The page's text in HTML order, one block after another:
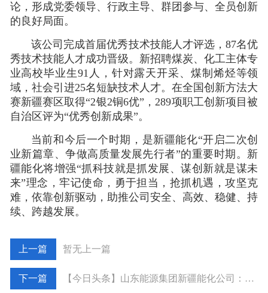
论 ， 形成党委领导、行政主导、群团参与、全员创新
的 良好局面。
该公司完成首届优秀技术技能人才评选，87名优
秀技术技能人才成功晋级。新招聘煤炭、化工主体专
业高校毕业生91人，针对露天开采、煤制烯烃等领
域，社会引进25名短缺技术人才。在全国创新方法大
赛新疆赛区取得“2银2铜6优”，289项职工创新项目被
自治区评为“优秀创新成果”。
当前和今后一个时期，是新疆能化“开启二次创
业新篇章、争做高质量发展先行者”的重要时期。新
疆能化将增强“抓科技就是抓发展、谋创新就是谋未
来”理念，牢记使命，勇于担当，抢抓机遇，攻坚克
难，依靠创新驱动， 助推公司安全、高效、稳健、持
续、跨越发展。
暂无上一篇
【今日头条】山东能源集团新疆能化公司：准东煤化一体化项目开工